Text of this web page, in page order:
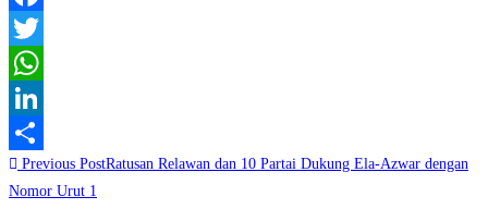
Facebook
Twitter
WhatsApp
LinkedIn
Share
Read
more
Previous PostRatusan Relawan dan 10 Partai Dukung Ela-Azwar dengan
Nomor Urut 1